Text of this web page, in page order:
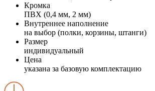
Кромка
ПВХ (0,4 мм, 2 мм)
Внутреннее наполнение
на выбор (полки, корзины, штанги)
Размер
индивидуальный
Цена
указана за базовую комплектацию